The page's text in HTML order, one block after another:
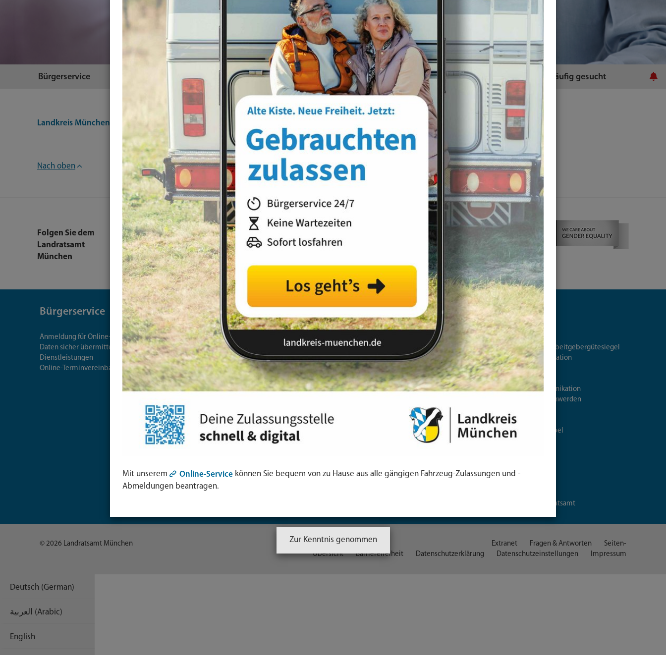
Bürgerservice Themen Landkreis Landratsamt Häufig gesucht
Landkreis München Bürgerservice Dienstleistungen
Nach oben
Folgen Sie dem
Landratsamt
München
Facebook-
Seite
YouTube-
Kanal
LinkedIn-
Kanal
Bürgerservice
Anmeldung für Online-Services
Daten sicher übermitteln mit Cryptshare
Dienstleistungen
Online-Terminvereinbarung
Themen
Arbeit, Gewerbe & Jobcenter
Ausländerrecht & Integration
Bauen & Wohnen
Bürgerschaftliches Engagement
Energie & Klimaschutz
Familie & Soziales
Mobilität
Öffentliche Sicherheit & Ordnung
Schule, Bildung & Beruf
Verbraucherschutz & Gesundheit
Wirtschaft & Wissenschaft
Landkreis
Daten und Fakten
Gemeinden und Städte
Kreistag und Kreisorgane
Partnerlandkreise
Partnerschaften in den Landkreiskommunen
Veranstaltungskalender
Wichtige Telefonnummern
Landratsamt
Audit berufundfamilie
Zukunftsfest: Unser Arbeitgebergütesiegel
Aufgaben und Organisation
Ausschreibungen
Bankverbindung
Elektronische Kommunikation
Ideen, Kritik und Beschwerden
Kontakt
Landrat Christoph Göbel
Standorte
Mittagessen im Landratsamt
© 2026 Landratsamt München Extranet Fragen & Antworten
Seiten-
Übersicht
Barrierefreiheit Datenschutzerklärung Datenschutzeinstellungen Impressum
Mit unserem Online-Service können Sie bequem von zu Hause aus alle gängigen Fahrzeug-Zulassungen und -
Abmeldungen beantragen.
Zur Kenntnis genommen
Deutsch (German)
العربية (Arabic)
English